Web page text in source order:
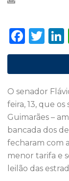
F
a
b
o
o
k
T
w
te
r
e
O senador
feira, 13, que
Guimarães –
bancada dos
fecharam com
menor tarifa e
leilão das